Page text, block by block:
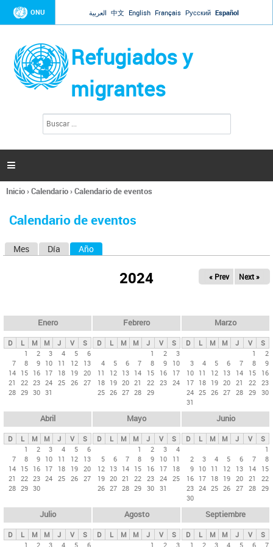
Jump to navigation
ONU العربية 中文 English Français Русский Español
Refugiados y
migrantes
l
d
s

Se
usted
Inicio›Calendario›Calendario de eventos
Calendario de eventos
s
p
n
c
i
p
e
Mes Día Año
2024 « Prev Next »
Enero
D L M M J V
S
1
2 3 4 5
6
7
8 9 10 11 12
13
14 15 16 17 18 19 20
21
22 23 24 25 26 27
28 29 30 31
Febrero
D L M M J V
S
1
2
3
4
5 6 7 8 9
10
11
12 13 14 15 16
17
18 19 20 21 22 23 24
25 26 27 28 29
Marzo
D L M M J V
S
1
2
3
4 5 6 7 8
9
10 11 12 13 14 15
16
17 18 19 20 21 22 23
24 25 26 27 28 29 30
31
Abril
D L M M J V
S
1
2 3 4 5
6
7
8 9 10 11 12
13
14 15 16 17 18 19 20
21
22 23 24 25 26 27
28 29 30
Mayo
D L M M J V
S
1
2 3
4
5
6 7 8 9 10
11
12 13 14 15 16 17
18
19 20 21 22 23 24 25
26 27 28 29 30 31
Junio
D L M M J V
S
1
2
3 4 5 6 7
8
9 10 11 12 13 14
15
16 17 18 19 20 21
22
23 24 25 26 27 28 29
30
Julio
D L M M J V
S
1
2 3 4 5 6
Agosto
D L M M J V
S
1
2 3
Septiembre
D L M M J V
S
1
2 3 4 5 6 7